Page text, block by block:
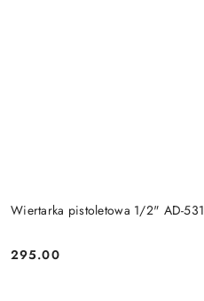
Wiertarka pistoletowa 1/2" AD-531
Cena:
295.00